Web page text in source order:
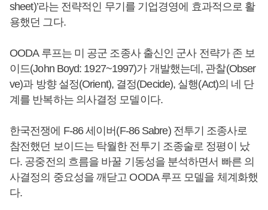
sheet)’라는 전략적인 무기를 기업경영에 효과적으로 활
용했던 그다.
OODA 루프는 미 공군 조종사 출신인 군사 전략가 존 보
이드(John Boyd: 1927~1997)가 개발했는데, 관찰(Obser
ve)과 방향 설정(Orient), 결정(Decide), 실행(Act)의 네 단
계를 반복하는 의사결정 모델이다.
한국전쟁에 F-86 세이버(F-86 Sabre) 전투기 조종사로
참전했던 보이드는 탁월한 전투기 조종술로 정평이 났
다. 공중전의 흐름을 바꿀 기동성을 분석하면서 빠른 의
사결정의 중요성을 깨닫고 OODA 루프 모델을 체계화했
다.